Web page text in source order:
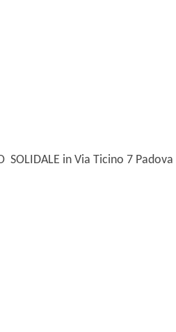
SOLIDALE in Via Ticino 7